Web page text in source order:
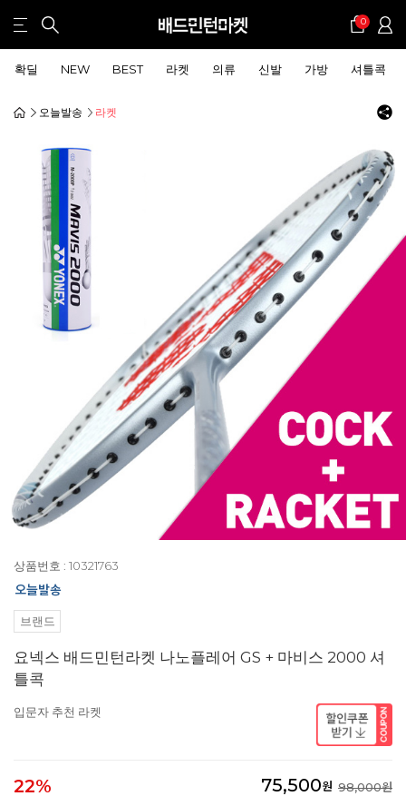
0
확딜 NEW BEST 라켓 의류 신발 가방 셔틀콕
오늘발송 라켓
상품번호 : 10321763
브랜드
요넥스 배드민턴라켓 나노플레어 GS + 마비스 2000 셔
틀콕
입문자 추천 라켓
22% 75,500원 98,000원